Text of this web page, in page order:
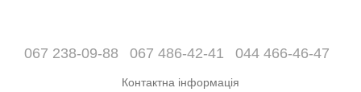
067 238-09-88 067 486-42-41 044 466-46-47
Контактна інформація